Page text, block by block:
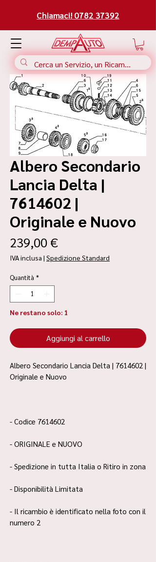
Chiamaci! 0782 37392
Albero Secondario
Lancia Delta |
7614602 |
Originale e Nuovo
239,00 €Prezzo
IVA inclusa | Spedizione Standard
Quantità *
Ne restano solo: 1
Aggiungi al carrello
Albero Secondario Lancia Delta | 7614602 |
Originale e Nuovo
- Codice 7614602
- ORIGINALE e NUOVO
- Spedizione in tutta Italia o Ritiro in zona
- Disponibilità Limitata
- Il ricambio è identificato nella foto con il
numero 2